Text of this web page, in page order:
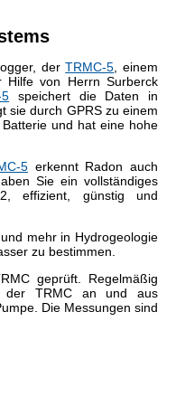
derTRMC-5 , einem
Hilfe von Herrn Surberck
speichert die Daten in
sie durch GPRS zu einem
und hat eine hohe
5 erkennt Radon auch
Sie ein vollständiges
effizient, günstig und
mehr in Hydrogeologie
zu bestimmen.
geprüft. Regelmäßig
der TRMC an und aus
Die Messungen sind